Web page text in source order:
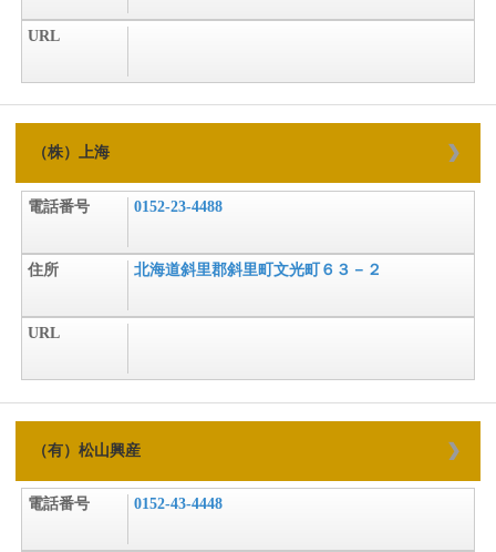
URL
（株）上海
電話番号 0152-23-4488
住所 北海道斜里郡斜里町文光町６３－２
URL
（有）松山興産
電話番号 0152-43-4448